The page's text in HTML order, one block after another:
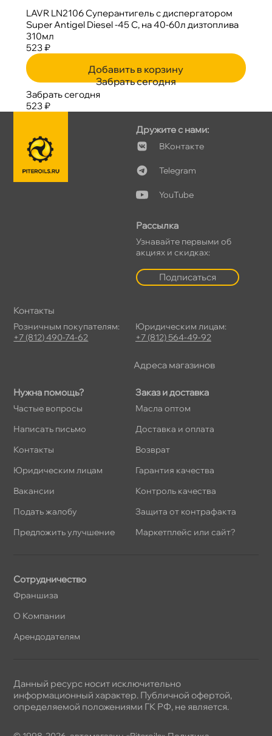
LAVR LN2106 Суперантигель с диспергатором
Super Antigel Diesel -45 C, на 40-60л дизтоплива
310мл
523 ₽
Добавить в корзину
Забрать сегодня
Забрать сегодня
523 ₽
Нужна помощь?
Частые вопросы
Написать письмо
Контакты
Юридическим лицам
акансии
Подать жалобу
Предложить улучшение
Заказ и доставка
Масла оптом
Доставка и оплата
озврат
Гарантия качества
Контроль качества
Защита от контрафакта
Маркетплейс или сайт?
Дружите с нами:
Контакте
Telegram
YouTube
Рассылка
Узнавайте первыми о
акциях и скидках:
Подписаться
Сотрудничество
Франшиза
О Компании
Арендодателям
Контакты
Розничным покупателям:
+7 (812) 490-74-62
Юридическим лицам:
+7 (812) 564-49-92
Адреса магазино
Данный ресурс носит исключительно
информационный характер. Публичной офертой,
определяемой положениями ГК РФ, не является.